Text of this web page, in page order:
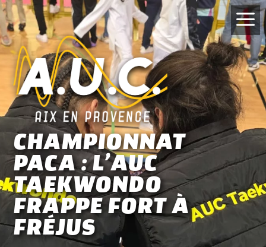
a
CHAMPIONNAT
PACA : L’AUC
TAEKWONDO
FRAPPE FORT À
FRÉJUS